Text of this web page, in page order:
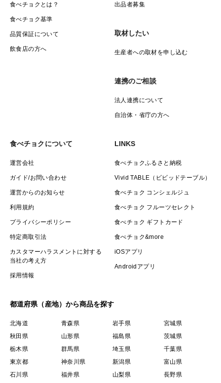
食べチョクとは？
食べチョク基準
品質保証について
飲食店の方へ
出品者募集
取材したい
生産者への取材を申し込む
連携のご相談
法人連携について
自治体・省庁の方へ
食べチョクについて
運営会社
ガイド/お問い合わせ
運営からのお知らせ
利用規約
プライバシーポリシー
特定商取引法
カスタマーハラスメントに対する
当社の考え方
採用情報
LINKS
食べチョクふるさと納税
Vivid TABLE（ビビッドテーブル）
食べチョク コンシェルジュ
食べチョク フルーツセレクト
食べチョク ギフトカード
食べチョク&more
iOSアプリ
Androidアプリ
都道府県（産地）から商品を探す
北海道 青森県 岩手県
宮城県
秋田県
山形県 福島県
茨城県
栃木県
群馬県 埼玉県
千葉県
東京都
神奈川県 新潟県
富山県
石川県
福井県 山梨県 長野県